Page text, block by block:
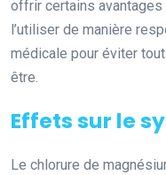
offrir certains
l’utiliser de manière
médicale pour éviter
être.
Effets sur le
Le chlorure de